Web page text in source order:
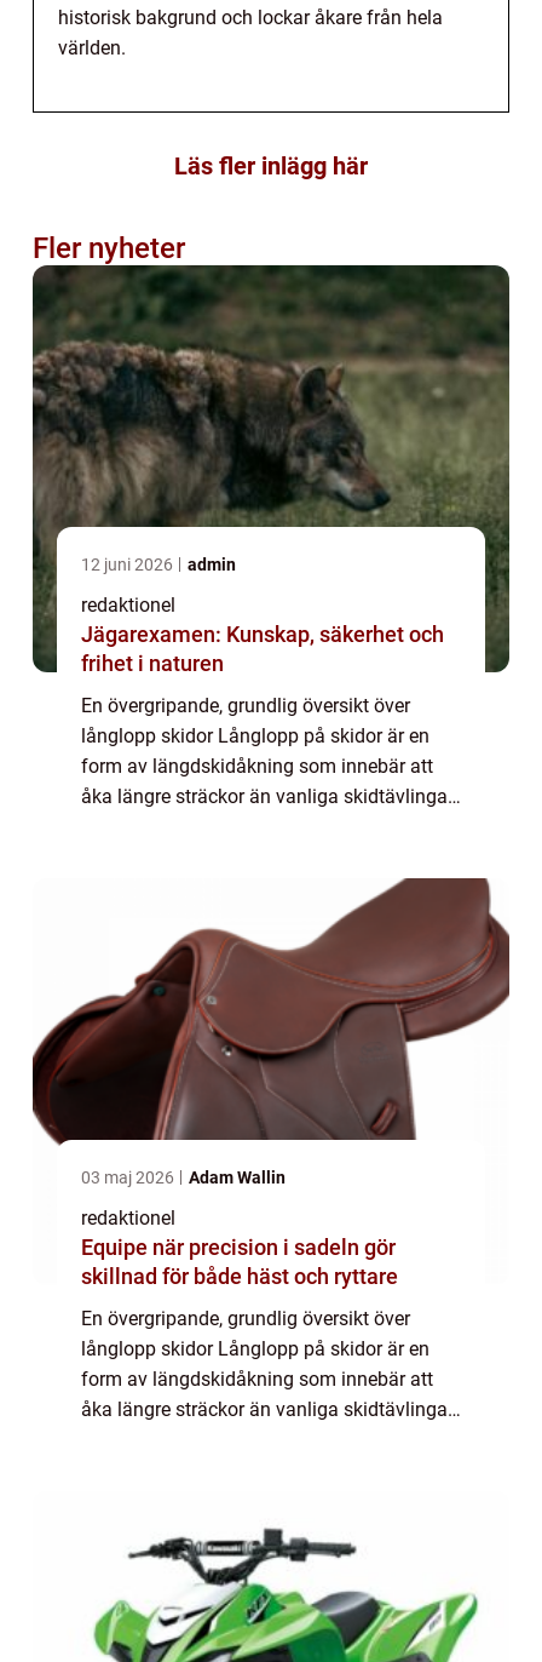
historisk bakgrund och lockar åkare från hela
världen.
Läs fler inlägg här
Fler nyheter
12 juni 2026 admin
redaktionel
Jägarexamen: Kunskap, säkerhet och
frihet i naturen
En övergripande, grundlig översikt över
långlopp skidor Långlopp på skidor är en
form av längdskidåkning som innebär att
åka längre sträckor än vanliga skidtävlingar.
03 maj 2026 Adam Wallin
redaktionel
Equipe när precision i sadeln gör
skillnad för både häst och ryttare
En övergripande, grundlig översikt över
långlopp skidor Långlopp på skidor är en
form av längdskidåkning som innebär att
åka längre sträckor än vanliga skidtävlingar.